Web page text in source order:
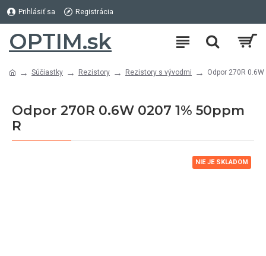
Prihlásiť sa Registrácia
OPTIM.sk
Súčiastky Rezistory Rezistory s vývodmi Odpor 270R
Odpor 270R 0.6W 0207 1% 50ppm
R
NIE JE SKLADOM